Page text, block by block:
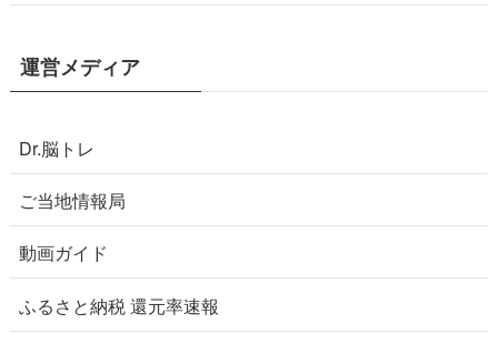
運営メディア
Dr.脳トレ
ご当地情報局
動画ガイド
ふるさと納税 還元率速報